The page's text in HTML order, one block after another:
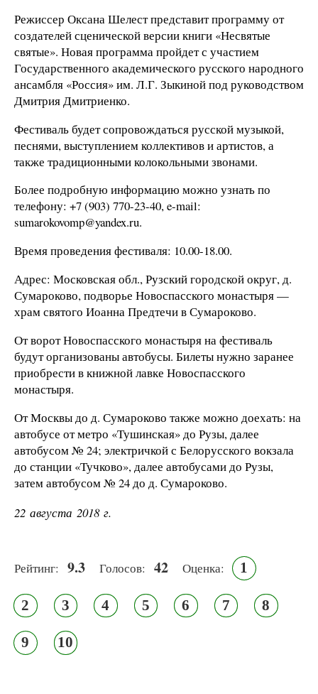
Режиссер Оксана Шелест представит программу от
создателей сценической версии книги «Несвятые
святые». Новая программа пройдет с участием
Государственного академического русского народного
ансамбля «Россия» им. Л.Г. Зыкиной под руководством
Дмитрия Дмитриенко.
Фестиваль будет сопровождаться русской музыкой,
песнями, выступлением коллективов и артистов, а
также традиционными колокольными звонами.
Более подробную информацию можно узнать по
телефону: +7 (903) 770-23-40, e-mail:
sumarokovomp@yandex.ru.
Время проведения фестиваля: 10.00-18.00.
Адрес: Московская обл., Рузский городской округ, д.
Сумароково, подворье Новоспасского монастыря —
храм святого Иоанна Предтечи в Сумароково.
От ворот Новоспасского монастыря на фестиваль
будут организованы автобусы. Билеты нужно заранее
приобрести в книжной лавке Новоспасского
монастыря.
От Москвы до д. Сумароково также можно доехать: на
автобусе от метро «Тушинская» до Рузы, далее
автобусом № 24; электричкой с Белорусского вокзала
до станции «Тучково», далее автобусами до Рузы,
затем автобусом № 24 до д. Сумароково.
22 августа 2018 г.
Рейтинг: 9.3 Голосов: 42 Оценка: 1
2 3 4 5 6 7 8
9 10